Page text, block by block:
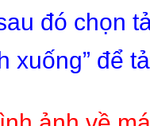
đó chọn
xuống” để